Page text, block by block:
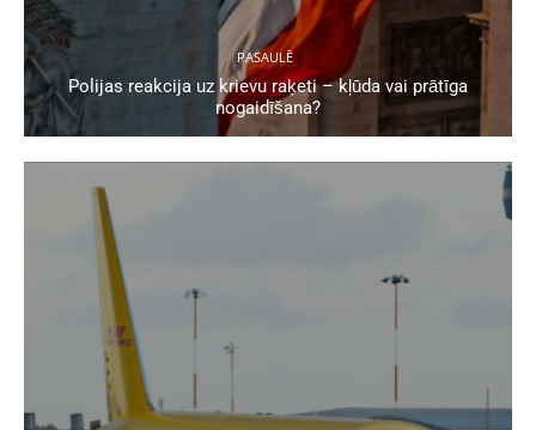
PASAULĒ
Polijas reakcija uz krievu raķeti – kļūda vai prātīga
nogaidīšana?